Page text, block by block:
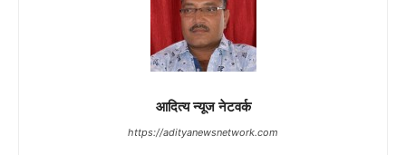
आदित्य न्यूज नेटवर्क
https://adityanewsnetwork.com